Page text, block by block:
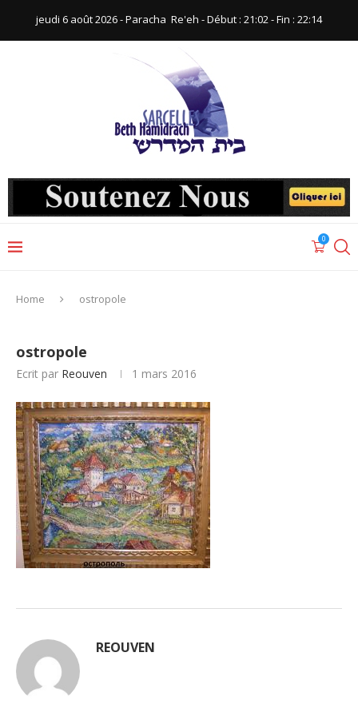
jeudi 6 août 2026 - Paracha ‪ Re'eh‬ - Début : 21:02‬ - Fin : ‪22:14‬
0
Home ostropole
ostropole
Ecrit par Reouven 1 mars 2016
REOUVEN